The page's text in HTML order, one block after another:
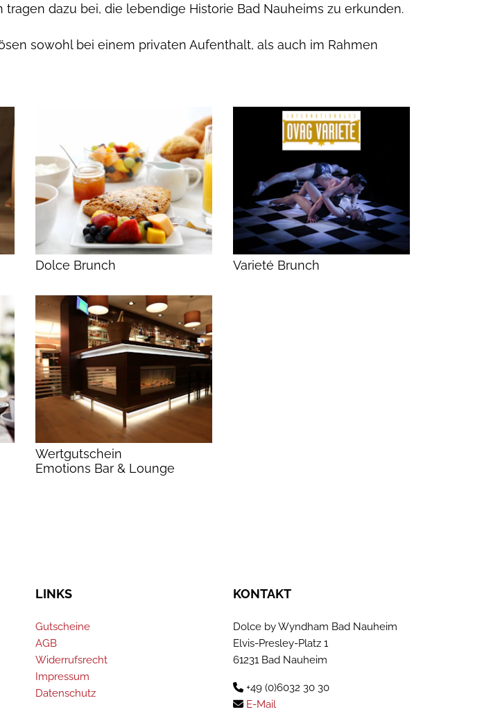
dazu bei, die lebendige Historie Bad Nauheims zu erkunden.
sowohl bei einem privaten Aufenthalt, als auch im Rahmen
Dolce Brunch Varieté Brunch
Wertgutschein
Emotions Bar & Lounge
LINKS
Gutscheine
AGB
Widerrufsrecht
Impressum
Datenschutz
KONTAKT
Dolce by Wyndham Bad Nauheim
Elvis-Presley-Platz 1
61231 Bad Nauheim
+49 (0)6032 30 30
E-Mail